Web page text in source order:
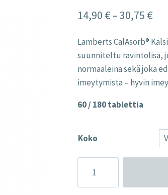
14,90 € –30,75 €
Lamberts CalAsorb®
suunniteltu ravintolisä,
normaaleina sekä joka
imeytymistä – hyvin
60 / 180 tablettia
Koko